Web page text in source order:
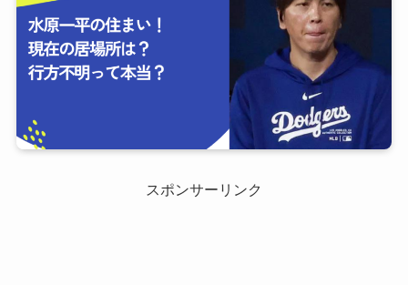
スポンサーリンク